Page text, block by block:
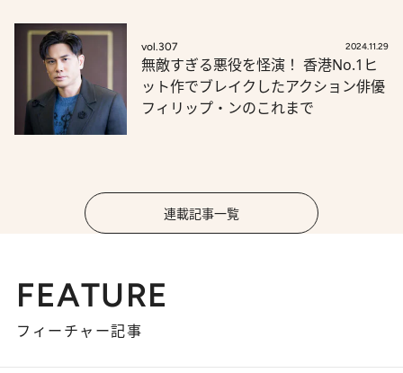
vol.307 2024.11.29
無敵すぎる悪役を怪演！ 香港No.1ヒ
ット作でブレイクしたアクション俳優
フィリップ・ンのこれまで
連載記事一覧
FEATURE
フィーチャー記事